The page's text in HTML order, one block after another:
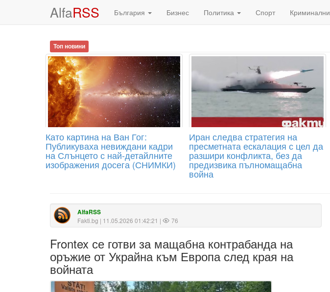
AlfaRSS България Бизнес Политика Спорт Криминални
Топ новини
Като картина на Ван Гог:
Публикуваха невиждани кадри
на Слънцето с най-детайлните
изображения досега (СНИМКИ)
Иран следва стратегия на
пресметната ескалация с цел да
разшири конфликта, без да
предизвика пълномащабна
война
AlfaRSS
Fakti.bg | 11.05.2026 01:42:21 | 76
Frontex се готви за мащабна контрабанда на
оръжие от Украйна към Европа след края на
войната